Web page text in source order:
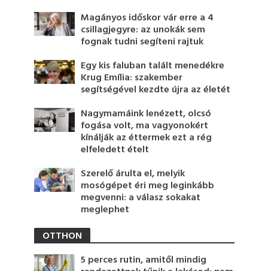
Magányos időskor vár erre a 4
csillagjegyre: az unokák sem
fognak tudni segíteni rajtuk
Egy kis faluban talált menedékre
Krug Emília: szakember
segítségével kezdte újra az életét
Nagymamáink lenézett, olcsó
fogása volt, ma vagyonokért
kínálják az éttermek ezt a rég
elfeledett ételt
Szerelő árulta el, melyik
mosógépet éri meg leginkább
megvenni: a válasz sokakat
meglephet
OTTHON
5 perces rutin, amitől mindig